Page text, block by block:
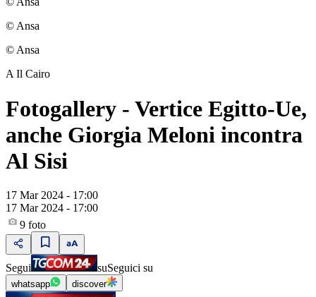
© Ansa
© Ansa
A Il Cairo
Fotogallery - Vertice Egitto-Ue,
anche Giorgia Meloni incontra
Al Sisi
17 Mar 2024 - 17:00
17 Mar 2024 - 17:00
9 foto
Segui suSeguici su
whatsapp discover